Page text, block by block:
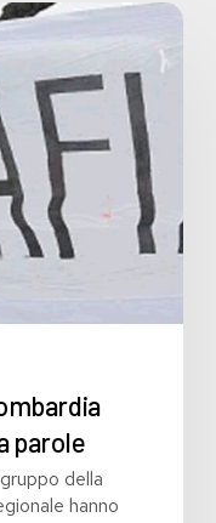
parole
della
hanno